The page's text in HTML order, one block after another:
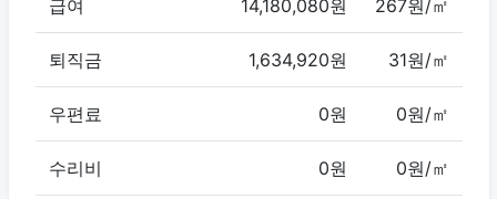
급여 14,180,080원 267원/㎡
퇴직금 1,634,920원 31원/㎡
우편료 0원 0원/㎡
수리비 0원 0원/㎡